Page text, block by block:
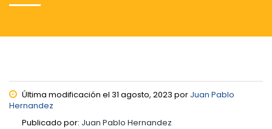
Última modificación el 31 agosto, 2023 por Juan Pablo
Hernandez
Publicado por: Juan Pablo Hernandez